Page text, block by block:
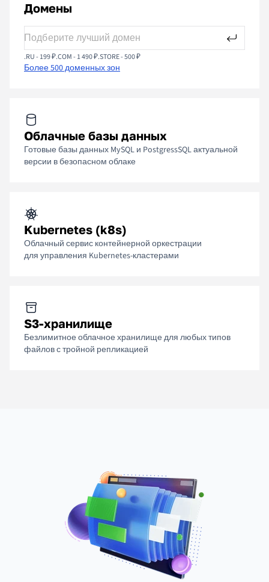
Домены
.RU - 199 ₽.COM - 1 490 ₽.STORE - 500 ₽
Более 500 доменных зон
Облачные базы данных
Готовые базы данных MySQL и PostgressSQL актуальной
версии в безопасном облаке
Kubernetes (k8s)
Облачный сервис контейнерной оркестрации
для управления Kubernetes-кластерами
S3-хранилище
Безлимитное облачное хранилище для любых типов
файлов с тройной репликацией